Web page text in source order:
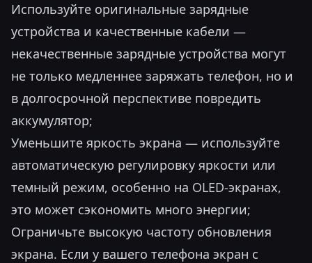
Используйте оригинальные зарядные
устройства и качественные кабели —
некачественные зарядные устройства могут
не только медленнее заряжать телефон, но и
в долгосрочной перспективе повредить
аккумулятор;
Уменьшите яркость экрана — используйте
автоматическую регулировку яркости или
темный режим, особенно на OLED-экранах,
это может сэкономить много энергии;
Ограничьте высокую частоту обновления
экрана. Если у вашего телефона экран с